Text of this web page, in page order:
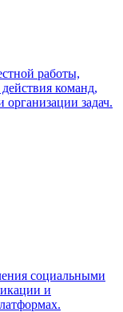
работы,
команд,
задач.
социальными
и